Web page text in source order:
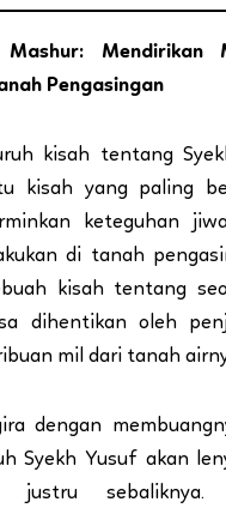
Mashur: Mendirikan
Pengasingan
kisah tentang
kisah yang paling
keteguhan
di tanah
kisah tentang
dihentikan oleh
mil dari tanah
dengan
Syekh Yusuf akan
justru